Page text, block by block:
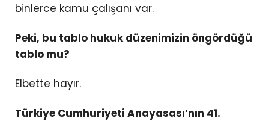
binlerce kamu çalışanı var.
Peki, bu tablo hukuk düzenimizin öngördüğü
tablo mu?
Elbette hayır.
Türkiye Cumhuriyeti Anayasası’nın 41.